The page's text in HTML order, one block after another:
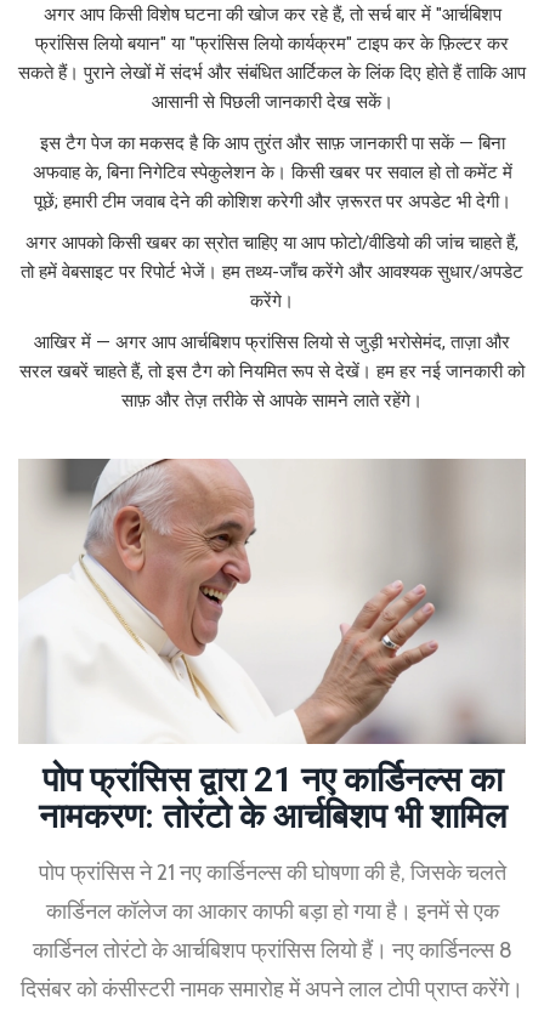
अगर आप किसी विशेष घटना की खोज कर रहे हैं, तो सर्च बार में "आर्चबिशप
फ्रांसिस लियो बयान" या "फ्रांसिस लियो कार्यक्रम" टाइप कर के फ़िल्टर कर
सकते हैं। पुराने लेखों में संदर्भ और संबंधित आर्टिकल के लिंक दिए होते हैं ताकि आप
आसानी से पिछली जानकारी देख सकें।
इस टैग पेज का मकसद है कि आप तुरंत और साफ़ जानकारी पा सकें — बिना
अफवाह के, बिना निगेटिव स्पेकुलेशन के। किसी खबर पर सवाल हो तो कमेंट में
पूछें; हमारी टीम जवाब देने की कोशिश करेगी और ज़रूरत पर अपडेट भी देगी।
अगर आपको किसी खबर का स्रोत चाहिए या आप फोटो/वीडियो की जांच चाहते हैं,
तो हमें वेबसाइट पर रिपोर्ट भेजें। हम तथ्य-जाँच करेंगे और आवश्यक सुधार/अपडेट
करेंगे।
आखिर में — अगर आप आर्चबिशप फ्रांसिस लियो से जुड़ी भरोसेमंद, ताज़ा और
सरल खबरें चाहते हैं, तो इस टैग को नियमित रूप से देखें। हम हर नई जानकारी को
साफ़ और तेज़ तरीके से आपके सामने लाते रहेंगे।
पोप फ्रांसिस द्वारा 21 नए कार्डिनल्स का
नामकरण: तोरंटो के आर्चबिशप भी शामिल
पोप फ्रांसिस ने 21 नए कार्डिनल्स की घोषणा की है, जिसके चलते
कार्डिनल कॉलेज का आकार काफी बड़ा हो गया है। इनमें से एक
कार्डिनल तोरंटो के आर्चबिशप फ्रांसिस लियो हैं। नए कार्डिनल्स 8
दिसंबर को कंसीस्टरी नामक समारोह में अपने लाल टोपी प्राप्त करेंगे।